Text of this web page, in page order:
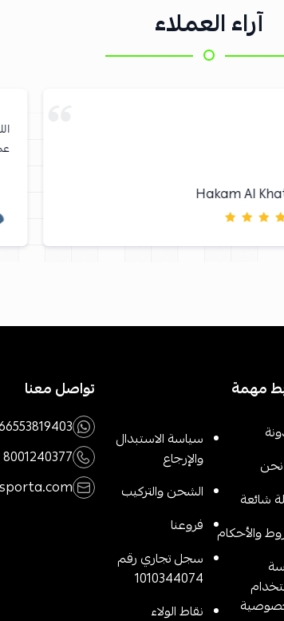
آراء العملاء
Hakam Al
مهمة
شائعة
والأحكام
سياسة الاستبدال
والإرجاع
الشحن والتركيب
فروعنا
سجل تجاري رقم
1010344074
نقاط الولاء
تواصل معنا
8001240377